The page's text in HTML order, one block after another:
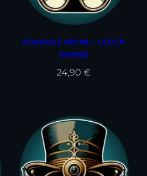
SCANDALE 100 ML – CLOUD
EMPIRE
24,90€